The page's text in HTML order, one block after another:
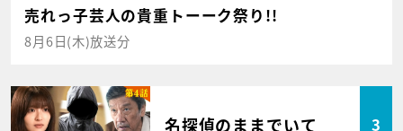
売れっ子芸人の貴重トーーク祭り!!
8月6日(木)放送分
名探偵のままでいて 3